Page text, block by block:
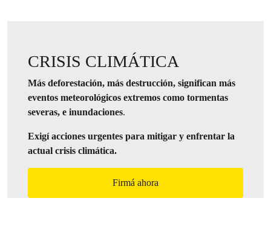
CRISIS CLIMÁTICA
Más deforestación, más destrucción, significan más
eventos meteorológicos extremos como tormentas
severas, e inundaciones.
Exigí acciones urgentes para mitigar y enfrentar la
actual crisis climática.
Firmá ahora